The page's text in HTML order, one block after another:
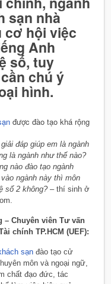
sạn nhà
cơ hội việc
Anh
số, tuy
chú ý
hình.
được đào tạo khá rộng
đáp giúp em là ngành
là ngành như thế nào?
nào đào tạo ngành
ngành này thì môn
số 2 không?– thí sinh ở
– Chuyên viên Tư vấn
chính TP.HCM (UEF):
sạn đào tạo cử
môn và ngoại ngữ,
chất đạo đức, tác